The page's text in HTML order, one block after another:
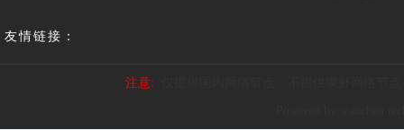
友情链接：
注意: